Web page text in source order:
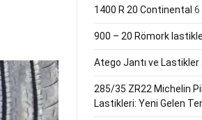
1400 R 20 Continental 6
900 – 20 Römork
Atego Jantı ve Lastikler
285/35 ZR22 Michelin
Lastikleri: Yeni Gelen